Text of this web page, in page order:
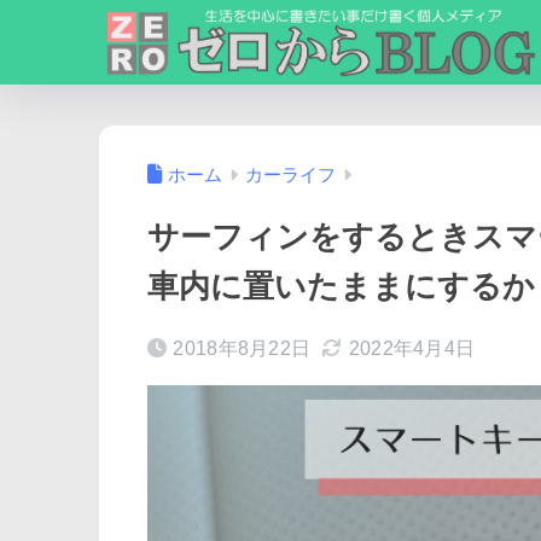
ホーム カーライフ
サーフィンをするときス
車内に置いたままにするか
2018年8月22日 2022年4月4日